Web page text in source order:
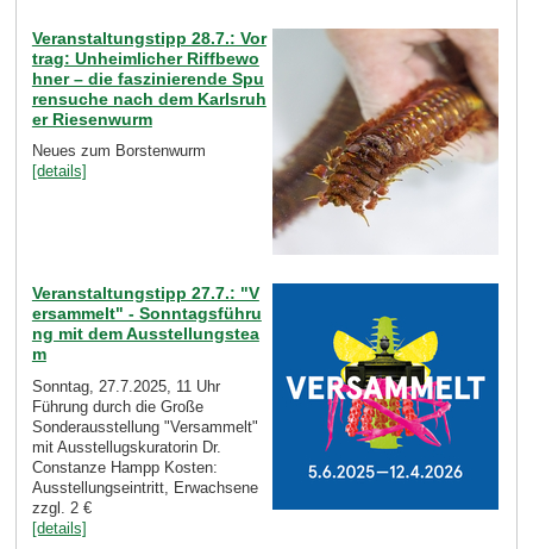
Veranstaltungstipp 28.7.: Vor
trag: Unheimlicher Riffbewo
hner – die faszinierende Spu
rensuche nach dem Karlsruh
er Riesenwurm
Neues zum Borstenwurm
[details]
Veranstaltungstipp 27.7.: "V
ersammelt" - Sonntagsführu
ng mit dem Ausstellungstea
m
Sonntag, 27.7.2025, 11 Uhr
Führung durch die Große
Sonderausstellung "Versammelt"
mit Ausstellugskuratorin Dr.
Constanze Hampp Kosten:
Ausstellungseintritt, Erwachsene
zzgl. 2 €
[details]